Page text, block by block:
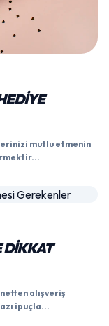
mutlu etmenin
DIKKAT
alışveriş
ipuçla...